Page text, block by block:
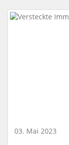
03. Mai 2023